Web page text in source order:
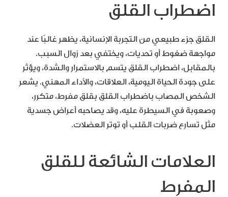
اضطراب القلق
القلق جزء طبيعي من التجربة الإنسانية، يظهر غالبًا عند
مواجهة ضغوط أو تحديات، ويختفي بعد زوال السبب.
بالمقابل، اضطراب القلق يتسم بالاستمرار والشدة، ويؤثر
على جودة الحياة اليومية، العلاقات، والأداء المهني. يشعر
الشخص المصاب باضطراب القلق بقلق مفرط، متكرر،
وصعوبة في السيطرة عليه، وقد يصاحبه أعراض جسدية
مثل تسارع ضربات القلب أو توتر العضلات.
العلامات الشائعة للقلق
المفرط